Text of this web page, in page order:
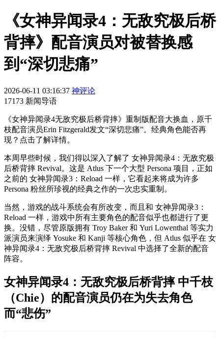
《女神异闻录4：无敌究极后桥
背摔》配音演员对被替换感
到“深切悲痛”
2026-06-11 03:16:37 神评论
17173 新闻导语
《女神异闻录4无敌究极后桥背摔》重制版配音大换血，原千
枝配音演员Erin Fitzgerald发文“深切悲痛”。经典角色能否再
现？点击了解详情。
本周早些时候，我们得以深入了解了 女神异闻录4：无敌究极
后桥背摔 Revival。这是 Atlus 下一个大型 Persona 项目，正如
之前的 女神异闻录3：Reload 一样，它看起来将成为许多
Persona 粉丝所珍视的经典之作的一次忠实重制。
当然，游戏的战斗系统会有所改变，而且和 女神异闻录3：
Reload 一样，游戏中所有主要角色的配音似乎也都进行了更
换。没错，尽管原版拥有 Troy Baker 和 Yuri Lowenthal 等实力
派演员来演绎 Yosuke 和 Kanji 等核心角色，但 Atlus 似乎在 女
神异闻录4：无敌究极后桥背摔 Revival 中选择了全新的配音
阵容。
女神异闻录4：无敌究极后桥背摔 中千枝
（Chie）的配音演员仍在为失去角色
而“悲伤”